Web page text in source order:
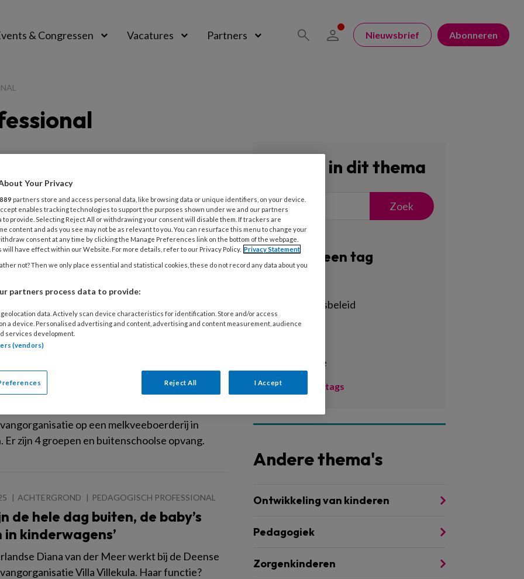
& Congressen Vacatures Partners Nieuwsbrief Abonneren
2026
KINDEROPVANGTOTAAL MANAGEMENT
aan: Mireille Rietman
geleden zette Mireille Rietman (49) agrarische
't Koetje op. Eerder had ze een
op het melkveebedrijf van haar en haar
2026 VAKBLAD KINDEROPVANG
de groep ‘Wij hebben geen vast
op een melkveeboerderij in
Er zijn 4 groepen en buitenschoolse opvang.
ACHTERGROND PEDAGOGISCH PROFESSIONAL
de hele dag buiten, de baby’s
in kinderwagens’
Diana van der Meer werkt bij de Deense
Villa Villekula. Haar functie?
Zoeken in dit thema
Zoek
Filter op een tag
achterstandsbeleid
activiteiten
administratie
Toon meer tags
Andere thema's
Ontwikkeling van kinderen
Pedagogiek
Zorgenkinderen
Your Privacy
889 partners store and access personal data, like browsing data or unique identifiers, on your device.
enables tracking technologies to support the purposes shown under we and our partners
to provide. Selecting Reject All or withdrawing your consent will disable them. If trackers are
content and ads you see may not be as relevant to you. You can resurface this menu to change your
consent at any time by clicking the Manage Preferences link on the bottom of the webpage.
will have effect within our Website. For more details, refer to our Privacy Policy. Privacy Statement
not? Then we only place essential and statistical cookies, these do not record any data about you
partners process data to provide:
data. Actively scan device characteristics for identification. Store and/or access
a device. Personalised advertising and content, advertising and content measurement, audience
services development.
(vendors)
Reject All I Accept